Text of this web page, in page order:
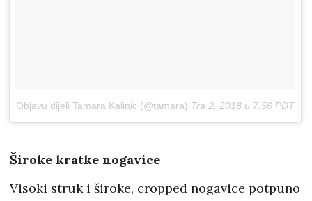
Objavu dijeli Tamara Kalinic (@tamara) Tra 2, 2018 u 7:56 PDT
Široke kratke nogavice
Visoki struk i široke, cropped nogavice potpuno